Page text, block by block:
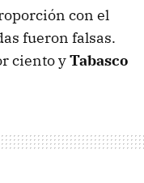
con el
fueron falsas.
ciento yTabasco